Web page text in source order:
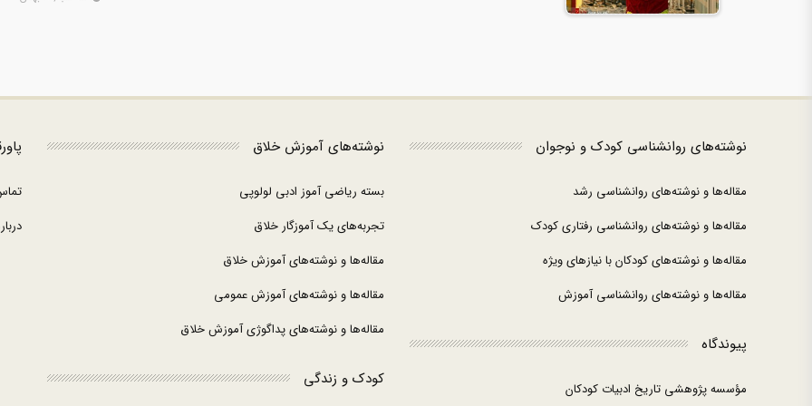
نوشته‌های روانشناسی کودک و نوجوان
مقاله‌ها و نوشته‌های روانشناسی رشد
مقاله‌ها و نوشته‌های روانشناسی رفتاری کودک
مقاله‌ها و نوشته‌های کودکان با نیازهای ویژه
مقاله‌ها و نوشته‌های روانشناسی آموزش
پیوندگاه
مؤسسه پژوهشی تاریخ ادبیات کودکان
نوشته‌های آموزش خلاق
بسته ریاضی آموز ادبی لولوپی
تجربه‌های یک آموزگار خلاق
مقاله‌ها و نوشته‌های آموزش خلاق
مقاله‌ها و نوشته‌های آموزش عمومی
مقاله‌ها و نوشته‌های پداگوژی آموزش خلاق
کودک و زندگی